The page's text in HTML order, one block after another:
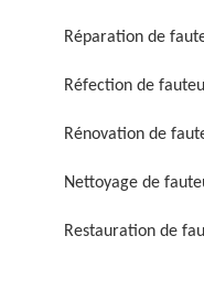
Rénovation de
Réparation de
Réfection de
Rénovation de
Nettoyage de
Restauration de